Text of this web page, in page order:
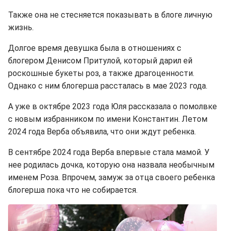
Также она не стесняется показывать в блоге личную
жизнь.
Долгое время девушка была в отношениях с
блогером Денисом Притулой, который дарил ей
роскошные букеты роз, а также драгоценности.
Однако с ним блогерша рассталась в мае 2023 года.
А уже в октябре 2023 года Юля рассказала о помолвке
с новым избранником по имени Константин. Летом
2024 года Верба объявила, что они ждут ребенка.
В сентябре 2024 года Верба впервые стала мамой. У
нее родилась дочка, которую она назвала необычным
именем Роза. Впрочем, замуж за отца своего ребенка
блогерша пока что не собирается.